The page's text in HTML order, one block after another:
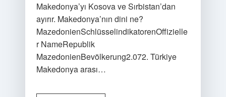
Makedonya’yı Kosova ve Sırbistan’dan
ayırır. Makedonya’nın dini ne?
MazedonienSchlüsselindikatorenOffizielle
r NameRepublik
MazedonienBevölkerung2.072. Türkiye
Makedonya arası…